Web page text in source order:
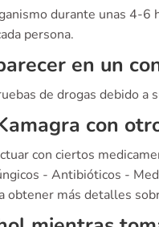
durante unas 4-
persona.
en un
de drogas debido
con
con ciertos
- Antibióticos -
obtener más detalles